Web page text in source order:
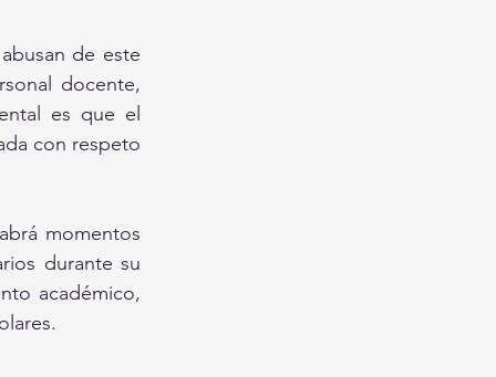
de este
docente,
es que el
con respeto
momentos
durante su
académico,